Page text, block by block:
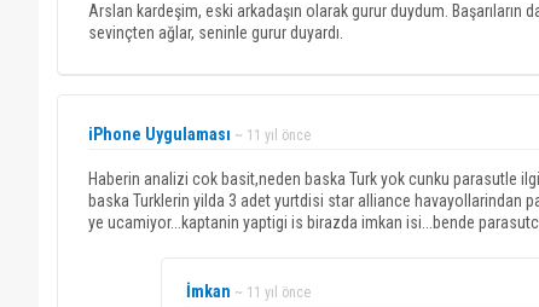
Arslan kardeşim, eski arkadaşın olarak gurur duydum.
sevinçten ağlar, seninle gurur duyardı.
iPhone Uygulaması ~ 11 yıl önce
Haberin analizi cok basit,neden baska Turk yok cunku parasutle
baska Turklerin yilda 3 adet yurtdisi star alliance havayollarindan
ye ucamiyor...kaptanin yaptigi is birazda imkan isi...bende
İmkan ~ 11 yıl önce